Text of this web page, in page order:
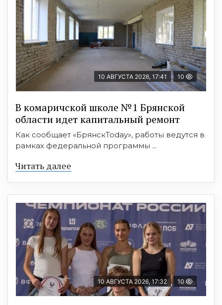
10 АВГУСТА 2026, 17:41 10
В комаричской школе №1 Брянской
области идет капитальный ремонт
Как сообщает «БрянскToday», работы ведутся в
рамках федеральной программы ...
Читать далее
10 АВГУСТА 2026, 17:32 10